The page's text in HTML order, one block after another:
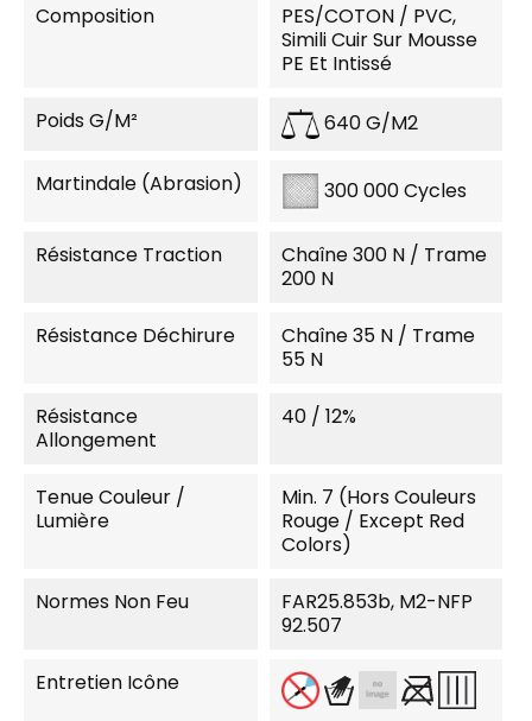
Composition
PES/COTON / PVC,
Simili Cuir Sur Mousse
PE Et Intissé
Poids G/m² 640 G/m2
Martindale (Abrasion) 300 000 Cycles
Résistance Traction
Chaîne 300 N / Trame
200 N
Résistance Déchirure
Chaîne 35 N / Trame
55 N
Résistance
Allongement
40 / 12%
Tenue Couleur /
Lumière
Min. 7 (Hors Couleurs
Rouge / Except Red
Colors)
Normes Non Feu
FAR25.853b, M2-NFP
92.507
Entretien Icône